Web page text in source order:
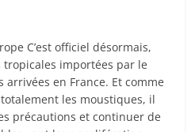
C’est officiel désormais,
importées par le
en France. Et comme
les moustiques, il
précautions et continuer de